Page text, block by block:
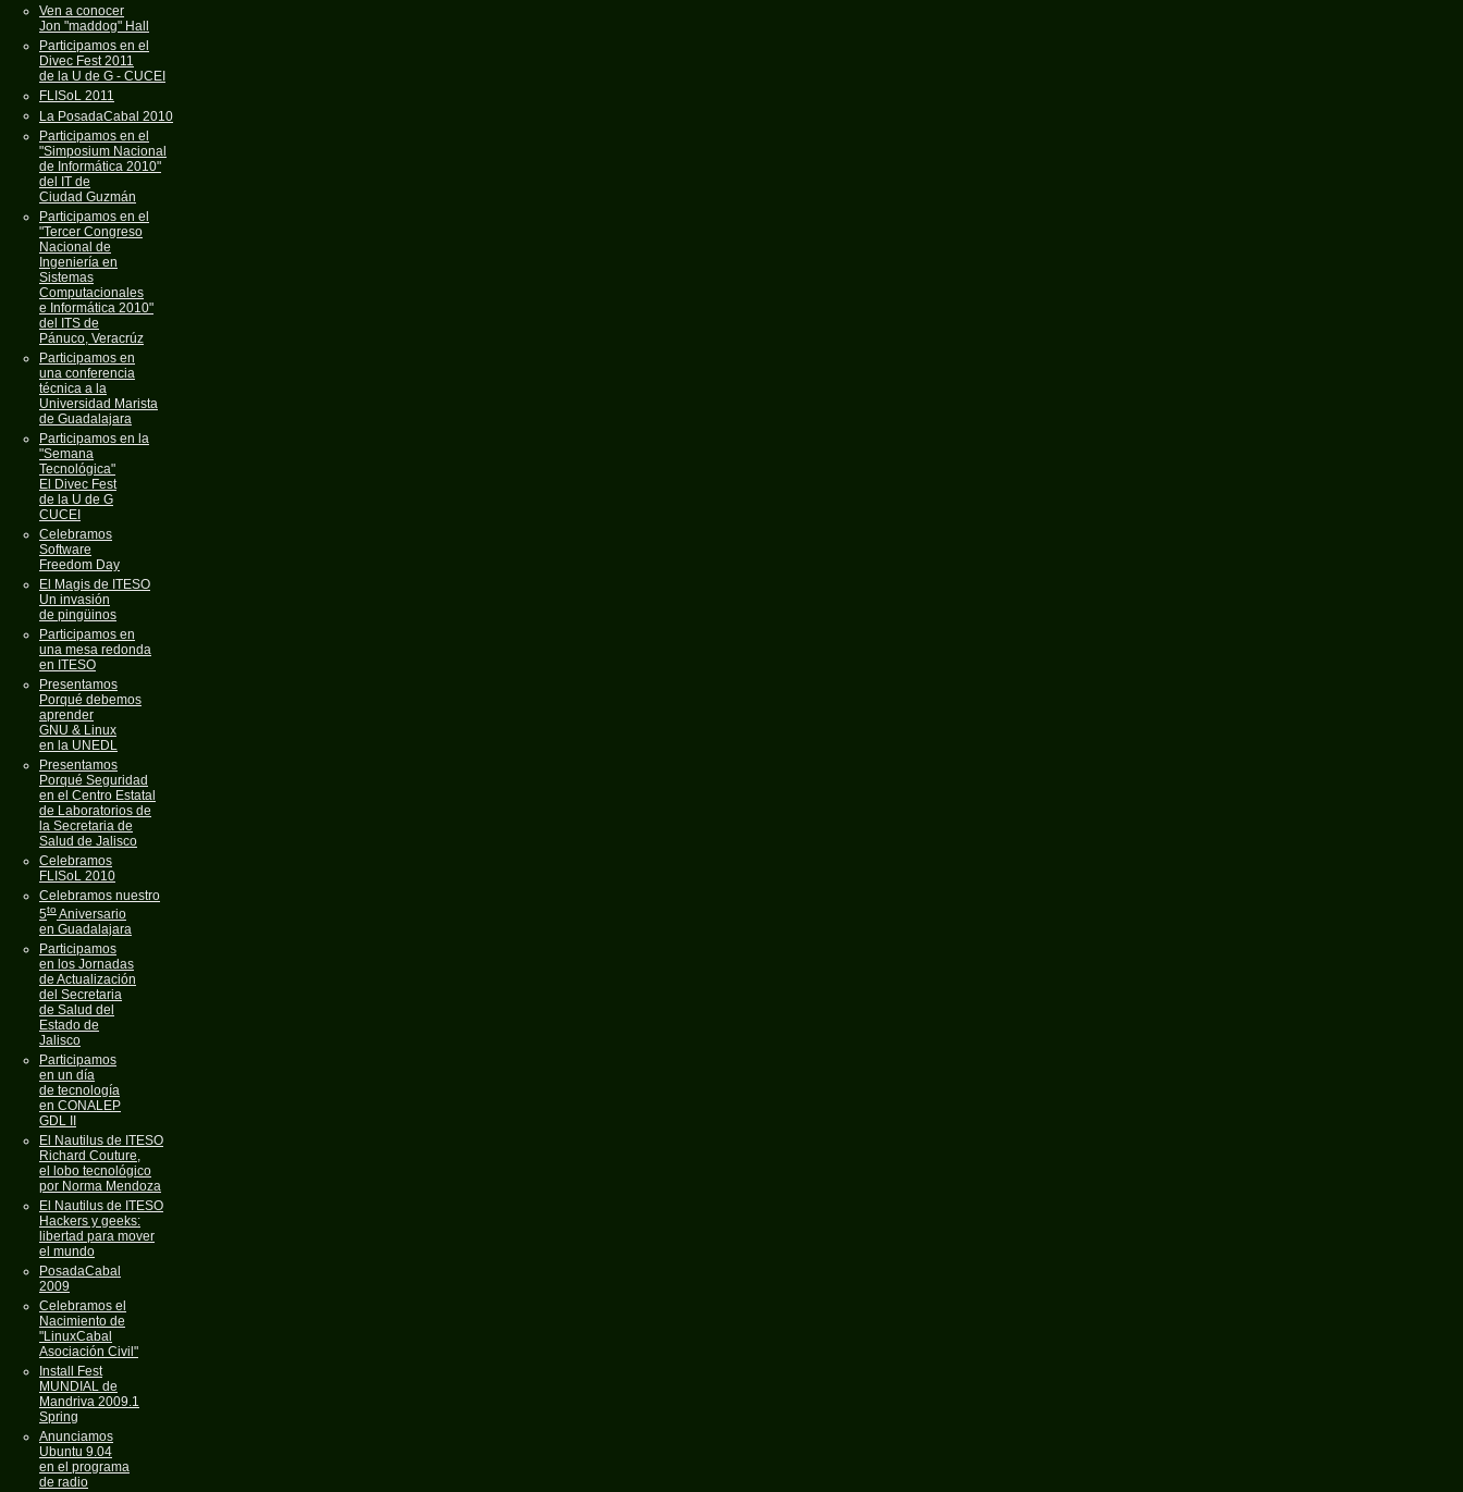
Ven a conocer
Jon "maddog" Hall
Participamos en el
Divec Fest 2011
de la U de G - CUCEI
FLISoL 2011
La PosadaCabal 2010
Participamos en el
"Simposium Nacional
de Informática 2010"
del IT de
Ciudad Guzmán
Participamos en el
"Tercer Congreso
Nacional de
Ingeniería en
Sistemas
Computacionales
e Informática 2010"
del ITS de
Pánuco, Veracrúz
Participamos en
una conferencia
técnica a la
Universidad Marista
de Guadalajara
Participamos en la
"Semana
Tecnológica"
El Divec Fest
de la U de G
CUCEI
Celebramos
Software
Freedom Day
El Magis de ITESO
Un invasión
de pingüinos
Participamos en
una mesa redonda
en ITESO
Presentamos
Porqué debemos
aprender
GNU & Linux
en la UNEDL
Presentamos
Porqué Seguridad
en el Centro Estatal
de Laboratorios de
la Secretaria de
Salud de Jalisco
Celebramos
FLISoL 2010
Celebramos nuestro
5toAniversario
en Guadalajara
Participamos
en los Jornadas
de Actualización
del Secretaria
de Salud del
Estado de
Jalisco
Participamos
en un día
de tecnología
en CONALEP
GDL II
El Nautilus de ITESO
Richard Couture,
el lobo tecnológico
por Norma Mendoza
El Nautilus de ITESO
Hackers y geeks:
libertad para mover
el mundo
PosadaCabal
2009
Celebramos el
Nacimiento de
"LinuxCabal
Asociación Civil"
Install Fest
MUNDIAL de
Mandriva 2009.1
Spring
Anunciamos
Ubuntu 9.04
en el programa
de radio